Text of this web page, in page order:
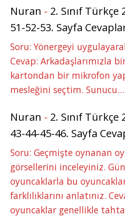
Nuran - 2. Sınıf
51-52-53. Sayfa
Soru: Yönergeyi
Cevap: Arkadaşlarımızla
kartondan bir mikrofon
mesleğini seçtim. Sunucu…
Nuran - 2. Sınıf
43-44-45-46. Sayfa
Soru: Geçmişte oynanan
görsellerini inceleyiniz.
oyuncaklarla bu
farklılıklarını anlatınız.
oyuncaklar genellikle